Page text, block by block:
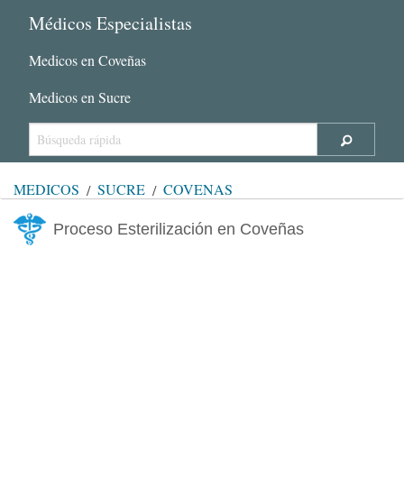
Médicos Especialistas
Medicos en Coveñas
Medicos en Sucre
MÉDICOS SUCRE COVEÑAS
Proceso Esterilización en Coveñas